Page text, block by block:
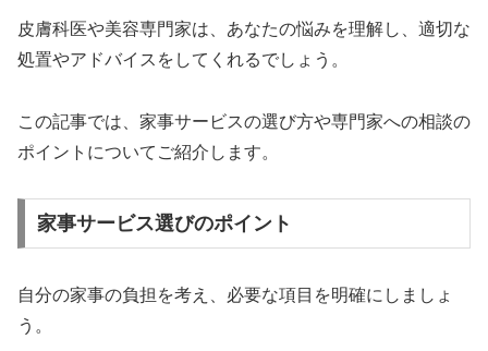
皮膚科医や美容専門家は、あなたの悩みを理解し、適切な
処置やアドバイスをしてくれるでしょう。
この記事では、家事サービスの選び方や専門家への相談の
ポイントについてご紹介します。
家事サービス選びのポイント
自分の家事の負担を考え、必要な項目を明確にしましょ
う。